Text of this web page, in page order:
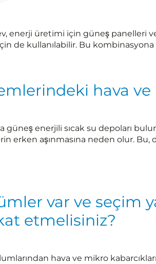
enerji üretimi için güneş panelleri
de kullanılabilir. Bu
hava
güneş enerjili sıcak su depoları
erken aşınmasına neden olur.
var ve seçim
etmelisiniz?
hava ve mikro